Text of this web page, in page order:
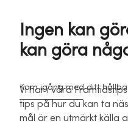
Ingen kan
kan göra
Kom igång med ditt
Vi har i våra
tips på hur du kan ta
mål är en utmärkt källa